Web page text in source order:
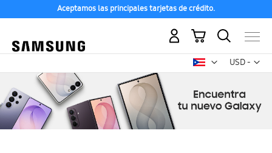
Aceptamos las principales tarjetas de crédito.
USD -
dólar
Mi carrito